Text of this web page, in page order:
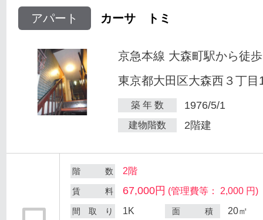
アパート カーサ トミ
京急本線 大森町駅から徒
東京都大田区大森西３丁目
築 年 数 1976/5/1
建物階数 2階建
階 数 2階
賃 料 67,000円 (管理費等： 2,000 円)
間 取 り 1K 面 積 20㎡